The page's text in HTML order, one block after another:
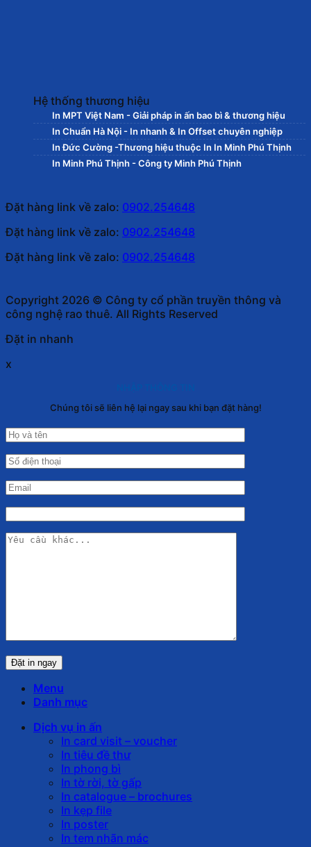
Hệ thống thương hiệu
In MPT Việt Nam - Giải pháp in ấn bao bì & thương hiệu
In Chuẩn Hà Nội - In nhanh & In Offset chuyên nghiệp
In Đức Cường -Thương hiệu thuộc In In Minh Phú Thịnh
In Minh Phú Thịnh - Công ty Minh Phú Thịnh
Đặt hàng link về zalo: 0902.254648
Đặt hàng link về zalo: 0902.254648
Đặt hàng link về zalo: 0902.254648
Copyright 2026 © Công ty cổ phần truyền thông và
công nghệ rao thuê. All Rights Reserved
Đặt in nhanh
x
Chúng tôi sẽ liên hệ lại ngay sau khi bạn đặt hàng!
Menu
Danh mục
Dịch vụ in ấn
In card visit – voucher
In tiêu đề thư
In phong bì
In tờ rời, tờ gấp
In catalogue – brochures
In kẹp file
In poster
In tem nhãn mác